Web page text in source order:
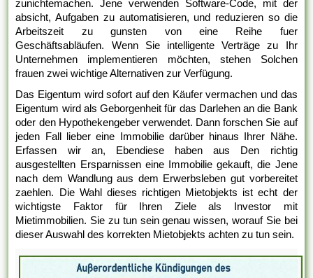
zunichtemachen. Jene verwenden Software-Code, mit der
absicht, Aufgaben zu automatisieren, und reduzieren so die
Arbeitszeit zu gunsten von eine Reihe fuer
Geschäftsabläufen. Wenn Sie intelligente Verträge zu Ihr
Unternehmen implementieren möchten, stehen Solchen
frauen zwei wichtige Alternativen zur Verfügung.
Das Eigentum wird sofort auf den Käufer vermachen und das
Eigentum wird als Geborgenheit für das Darlehen an die Bank
oder den Hypothekengeber verwendet. Dann forschen Sie auf
jeden Fall lieber eine Immobilie darüber hinaus Ihrer Nähe.
Erfassen wir an, Ebendiese haben aus Den richtig
ausgestellten Ersparnissen eine Immobilie gekauft, die Jene
nach dem Wandlung aus dem Erwerbsleben gut vorbereitet
zaehlen. Die Wahl dieses richtigen Mietobjekts ist echt der
wichtigste Faktor für Ihren Ziele als Investor mit
Mietimmobilien. Sie zu tun sein genau wissen, worauf Sie bei
dieser Auswahl des korrekten Mietobjekts achten zu tun sein.